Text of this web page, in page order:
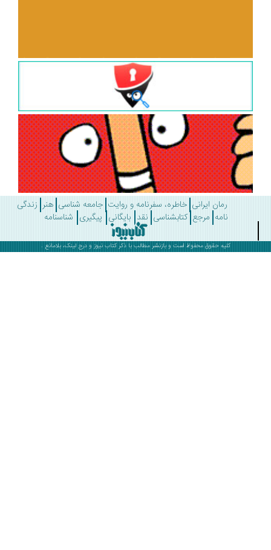
رمان ایرانی خاطره، سفرنامه و روایت جامعه شناسی هنر زندگی
مرجع کتابشناسی نقد بایگانی پیگیری شناسنامه
کلیه حقوق محفوظ است و بازنشر مطالب با ذکرکتاب نیوزو درج لینک، بلامانع .